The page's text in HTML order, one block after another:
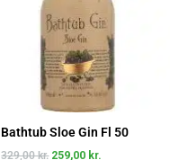
Bathtub Sloe Gin Fl 50
329,00kr. 259,00 kr.